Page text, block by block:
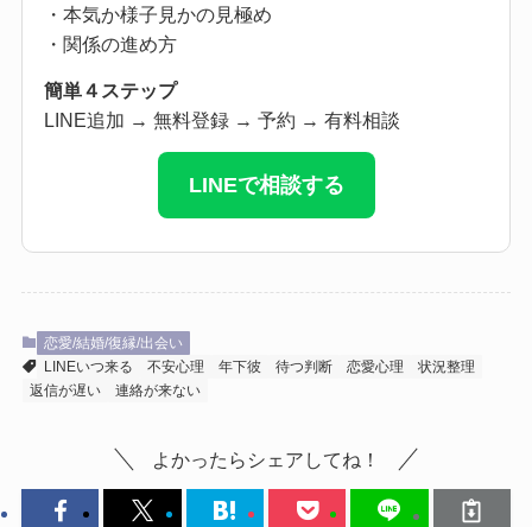
・本気か様子見かの見極め
・関係の進め方
簡単４ステップ
LINE追加 → 無料登録 → 予約 → 有料相談
LINEで相談する
恋愛/結婚/復縁/出会い
LINEいつ来る
不安心理 年下彼 待つ判断 恋愛心理
状況整理
返信が遅い
連絡が来ない
よかったらシェアしてね！